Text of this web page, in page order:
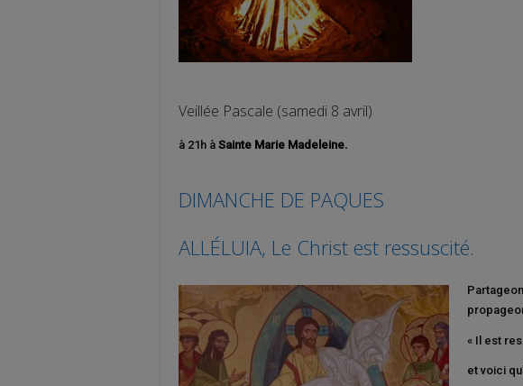
Veillée Pascale (samedi 8 avril)
à 21h à Sainte Marie Madeleine.
DIMANCHE DE PAQUES
ALLÉLUIA, Le Christ est ressuscité.
« Il est
et voici